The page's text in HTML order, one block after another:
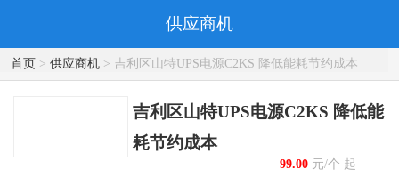
供应商机
首页> 供应商机> 吉利区山特UPS电源C2KS 降低能耗节约成本
吉利区山特UPS电源C2KS 降低能
耗节约成本
99.00元/个 起